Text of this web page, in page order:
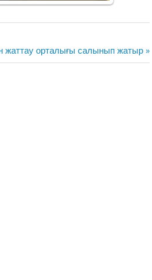
жаттау орталығы салынып жатыр